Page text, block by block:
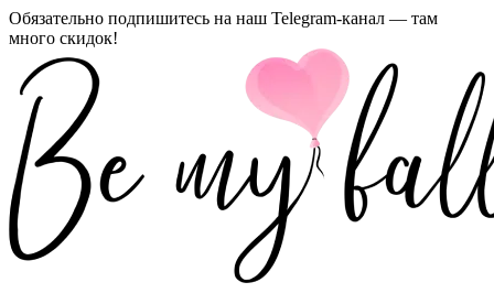
Обязательно подпишитесь на наш Telegram-канал — там
много скидок!